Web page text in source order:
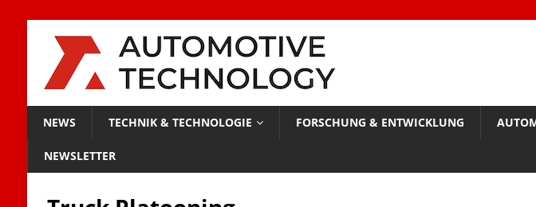
NEWS TECHNIK & TECHNOLOGIE FORSCHUNG & ENTWICKLUNG
NEWSLETTER